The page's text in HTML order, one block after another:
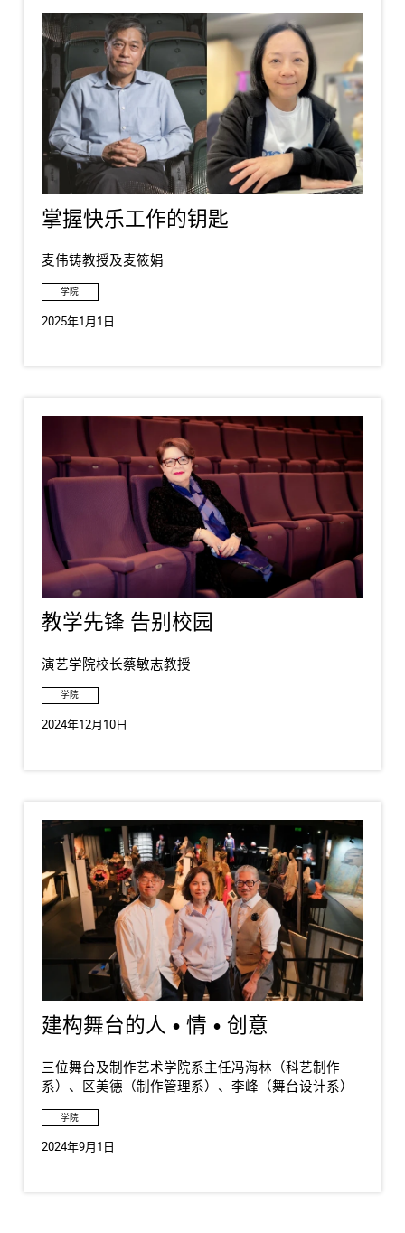
掌握快乐工作的钥匙
麦伟铸教授及麦筱娟
学院
2025年1月1日
教学先锋 告别校园
演艺学院校长蔡敏志教授
学院
2024年12月10日
建构舞台的人 • 情 • 创意
三位舞台及制作艺术学院系主任冯海林（科艺制作
系）、区美德（制作管理系）、李峰（舞台设计系）
学院
2024年9月1日